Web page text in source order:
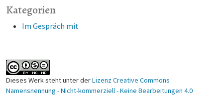
Kategorien
Im Gespräch mit
Dieses Werk steht unter derLizenz Creative Commons
Namensnennung - Nicht-kommerziell - Keine Bearbeitungen 4.0